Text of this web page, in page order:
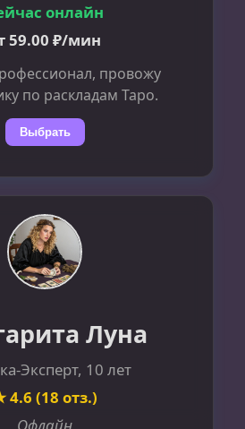
онлайн
59.00 ₽/мин
провожу
по раскладам Таро.
Выбрать
Луна
Эксперт, 10 лет
4.6 (18 отз.)
Офлайн